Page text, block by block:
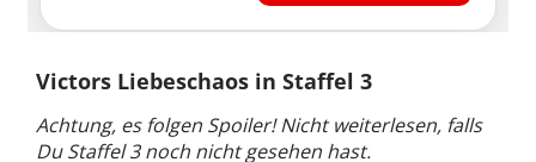
Victors Liebeschaos in Staffel 3
Achtung, es folgen Spoiler! Nicht weiterlesen, falls
Du Staffel 3 noch nicht gesehen hast.